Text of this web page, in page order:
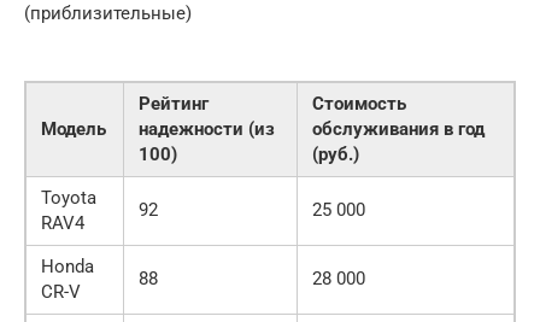
(приблизительные)
Модель
Рейтинг
надежности (из
100)
Стоимость
обслуживания в год
(руб.)
Toyota
RAV4
92 25 000
Honda
CR-V
88 28 000